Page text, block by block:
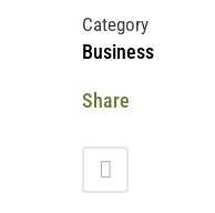
Category
Business
Share